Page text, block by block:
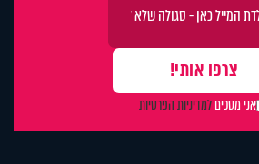
אני מסכיםלמדיניות הפרטיות